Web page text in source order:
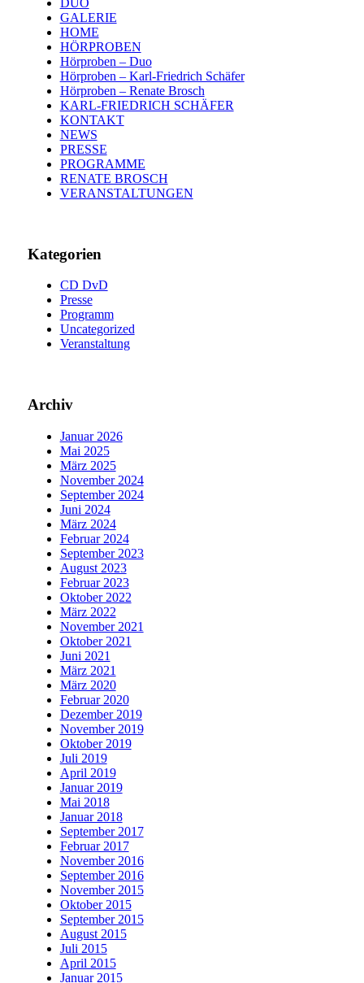
DUO
GALERIE
HOME
HÖRPROBEN
Hörproben – Duo
Hörproben – Karl-Friedrich Schäfer
Hörproben – Renate Brosch
KARL-FRIEDRICH SCHÄFER
KONTAKT
NEWS
PRESSE
PROGRAMME
RENATE BROSCH
VERANSTALTUNGEN
Kategorien
CD DvD
Presse
Programm
Uncategorized
Veranstaltung
Archiv
Januar 2026
Mai 2025
März 2025
November 2024
September 2024
Juni 2024
März 2024
Februar 2024
September 2023
August 2023
Februar 2023
Oktober 2022
März 2022
November 2021
Oktober 2021
Juni 2021
März 2021
März 2020
Februar 2020
Dezember 2019
November 2019
Oktober 2019
Juli 2019
April 2019
Januar 2019
Mai 2018
Januar 2018
September 2017
Februar 2017
November 2016
September 2016
November 2015
Oktober 2015
September 2015
August 2015
Juli 2015
April 2015
Januar 2015